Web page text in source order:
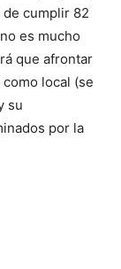
cumplir 82
es mucho
que afrontar
local (se
su
por la